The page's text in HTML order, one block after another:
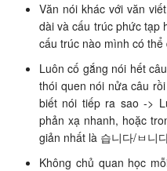
Văn nói khác với văn
dài và cấu trúc phức tạp
cấu trúc nào mình có thể
Luôn cố gắng nói hết
thói quen nói nửa câu
biết nói tiếp ra sao ->
phản xạ nhanh, hoặc
giản nhất là 습니다/ㅂ니
Không chủ quan học